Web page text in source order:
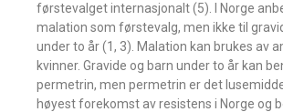
førstevalget internasjonalt (5). I Norge
malation som førstevalg, men ikke til
under to år (1, 3). Malation kan brukes av
kvinner. Gravide og barn under to år kan
permetrin, men permetrin er det
høyest forekomst av resistens i Norge og